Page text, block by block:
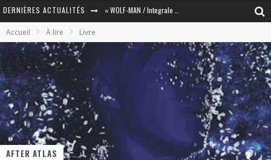
DERNIÈRES ACTUALITÉS
« Mon Village Révolté » - Combattre un Projet !
« Le Béton et le Bambou / Propositions pour Mayotte et le Monde. » - Améliorations !
Star Fox
Accueil À lire Livre
AFTER ATLAS